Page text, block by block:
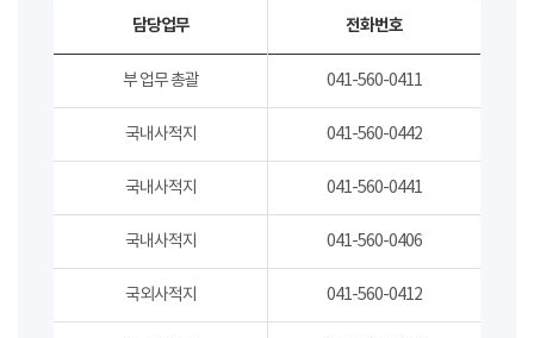
담당업무 전화번호
부 업무 총괄 041-560-0411
국내사적지 041-560-0442
국내사적지 041-560-0441
국내사적지 041-560-0406
국외사적지 041-560-0412